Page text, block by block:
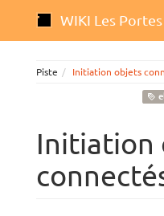
WIKI Les
Piste Initiation objets
Initiation